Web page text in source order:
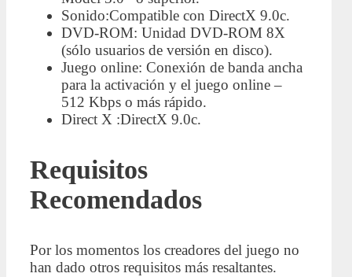
Sonido:Compatible con DirectX 9.0c.
DVD-ROM: Unidad DVD-ROM 8X
(sólo usuarios de versión en disco).
Juego online: Conexión de banda ancha
para la activación y el juego online –
512 Kbps o más rápido.
Direct X :DirectX 9.0c.
Requisitos
Recomendados
Por los momentos los creadores del juego no
han dado otros requisitos más resaltantes.